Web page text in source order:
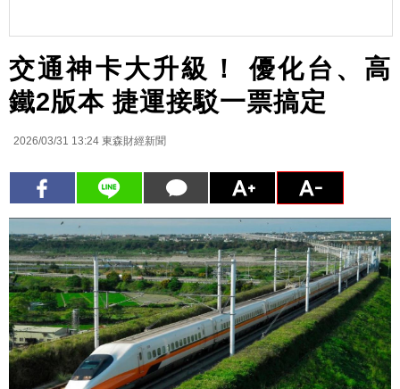
交通神卡大升級！ 優化台、高
鐵2版本 捷運接駁一票搞定
2026/03/31 13:24 東森財經新聞